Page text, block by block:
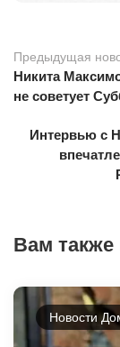
Предыдущая
Никита
не советует
Интервью с
Вам также
Новости